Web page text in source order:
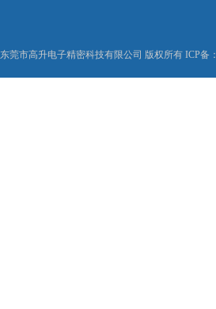
东莞市高升电子精密科技有限公司 版权所有 ICP备：